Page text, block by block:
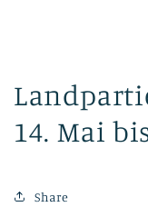
14. Mai
Share